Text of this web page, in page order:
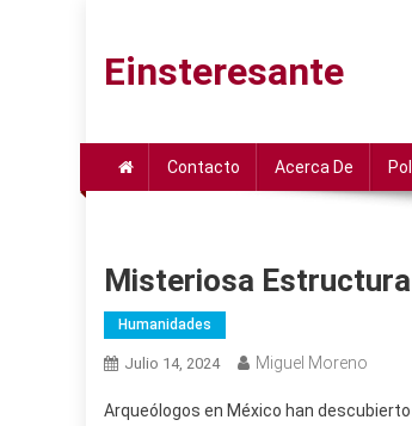
contenido
Einsteresante
Contacto Acerca De
Misteriosa
Humanidades
Julio 14, 2024 Miguel Moreno
Arqueólogos en México han